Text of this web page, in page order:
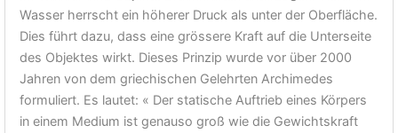
Wasser herrscht ein höherer Druck als unter der Oberfläche.
Dies führt dazu, dass eine grössere Kraft auf die Unterseite
des Objektes wirkt. Dieses Prinzip wurde vor über 2000
Jahren von dem griechischen Gelehrten Archimedes
formuliert. Es lautet: « Der statische Auftrieb eines Körpers
in einem Medium ist genauso groß wie die Gewichtskraft